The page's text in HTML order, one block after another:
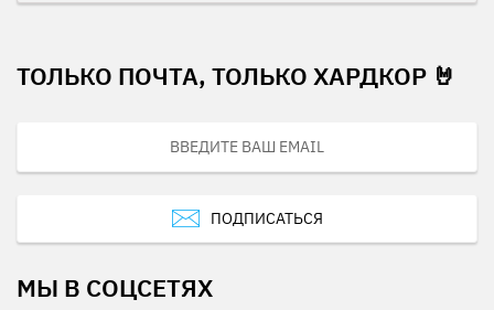
ТОЛЬКО ПОЧТА, ТОЛЬКО ХАРДКОР 🤘
ПОДПИСАТЬСЯ
МЫ В СОЦСЕТЯХ